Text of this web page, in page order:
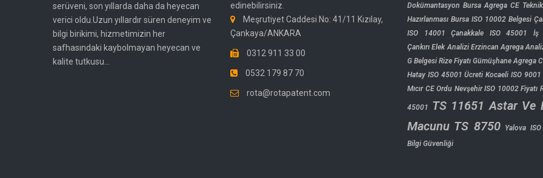
serüveni, son yıllarda daha da heyecan
verici oldu.Uzun yıllardır süren deneyim ve
bilgi birikimi, hizmetimizin her
safhasındaki kaybolmayan heyecan ve
kalite tutkusu...
edinebilirsiniz.
Meşrutiyet Caddesi No: 41/11 Kızılay,
Çankaya/ANKARA
0312 911 33 00
0532 179 87 70
rota@rotapatent.com
Dokümantasyon Bursa Agrega CE
Hazırlanması Bursa ISO 10002 Belgesi
ISO 14001
Çanakkale ISO 45001 İş
Çankırı Elek Analizi Erzincan Agrega
G Belgesi Rize Fiyatı Gümüşhane Agrega
Hatay ISO 45001 Ücreti Kocaeli ISO 9001
Mıcır CE Ordu Nevşehir ISO 10002 Fiyatı
45001 TS 11651 Astar Ve
Macunu TS 8750 Yalova
Bilgi Güvenliği